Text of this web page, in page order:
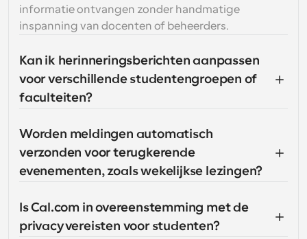
informatie ontvangen zonder handmatige
inspanning van docenten of beheerders.
Kan ik herinneringsberichten aanpassen
voor verschillende studentengroepen of
faculteiten?
Worden meldingen automatisch
verzonden voor terugkerende
evenementen, zoals wekelijkse lezingen?
Is Cal.com in overeenstemming met de
privacyvereisten voor studenten?